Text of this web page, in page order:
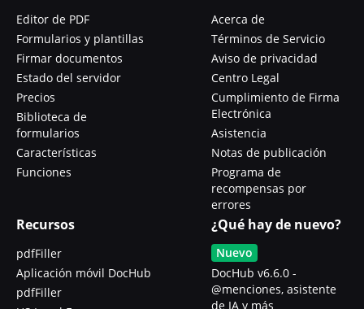
Editor de PDF
Formularios y plantillas
Firmar documentos
Estado del servidor
Precios
Biblioteca de
formularios
Características
Funciones
Acerca de
Términos de Servicio
Aviso de privacidad
Centro Legal
Cumplimiento de Firma
Electrónica
Asistencia
Notas de publicación
Programa de
recompensas por
errores
Recursos
pdfFiller
Aplicación móvil DocHub
pdfFiller
¿Qué hay de nuevo?
Nuevo
DocHub v6.6.0 -
@menciones, asistente
de IA y más